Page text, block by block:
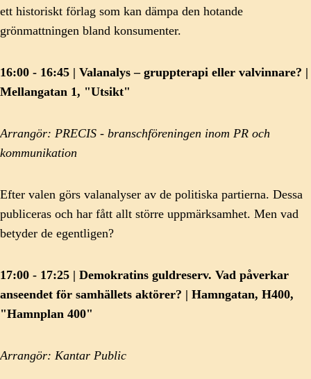
ett historiskt förlag som kan dämpa den hotande
grönmattningen bland konsumenter.
16:00 - 16:45 | Valanalys – gruppterapi eller valvinnare? |
Mellangatan 1, "Utsikt"
Arrangör: PRECIS - branschföreningen inom PR och
kommunikation
Efter valen görs valanalyser av de politiska partierna. Dessa
publiceras och har fått allt större uppmärksamhet. Men vad
betyder de egentligen?
17:00 - 17:25 | Demokratins guldreserv. Vad påverkar
anseendet för samhällets aktörer? | Hamngatan, H400,
"Hamnplan 400"
Arrangör: Kantar Public